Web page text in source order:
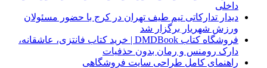
داخلی
دیدار تدارکاتی تیم طیف تهران در کرج با حضور مسئولان
ورزش شهریار برگزار شد
فروشگاه کتاب DMDBook | خرید کتاب فانتزی، عاشقانه،
دارک رومنس و رمان بدون حذفیات
راهنمای کامل طراحی سایت فروشگاهی